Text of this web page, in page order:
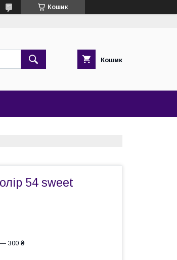
Кошик
Кошик
54 sweet
— 300 ₴